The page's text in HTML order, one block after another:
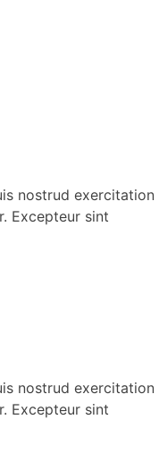
nostrud exercitation
Excepteur sint
nostrud exercitation
Excepteur sint